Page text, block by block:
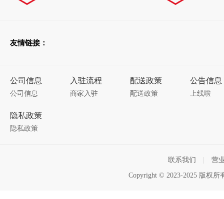
友情链接：
公司信息
公司信息
入驻流程
商家入驻
配送政策
配送政策
公告信息
上线啦
隐私政策
隐私政策
联系我们 营
Copyright © 2023-2025 版权所